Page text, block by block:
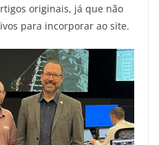
originais, já que não
para incorporar ao site.